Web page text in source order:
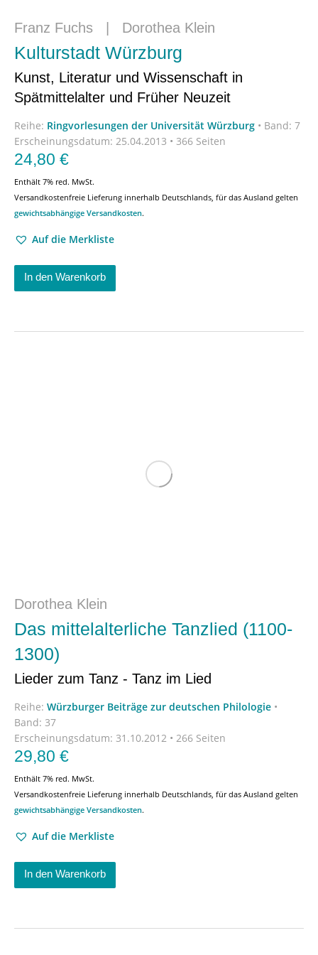
Franz Fuchs Dorothea Klein
Kulturstadt Würzburg
Kunst, Literatur und Wissenschaft in
Spätmittelalter und Früher Neuzeit
Reihe: Ringvorlesungen der Universität Würzburg • Band: 7
Erscheinungsdatum: 25.04.2013 • 366 Seiten
24,80 €
Enthält 7% red. MwSt.
Versandkostenfreie Lieferung innerhalb Deutschlands, für das Ausland gelten
gewichtsabhängige Versandkosten.
Auf die Merkliste
In den Warenkorb
Dorothea Klein
Das mittelalterliche Tanzlied (1100-
1300)
Lieder zum Tanz - Tanz im Lied
Reihe: Würzburger Beiträge zur deutschen Philologie •
Band: 37
Erscheinungsdatum: 31.10.2012 • 266 Seiten
29,80 €
Enthält 7% red. MwSt.
Versandkostenfreie Lieferung innerhalb Deutschlands, für das Ausland gelten
gewichtsabhängige Versandkosten.
Auf die Merkliste
In den Warenkorb